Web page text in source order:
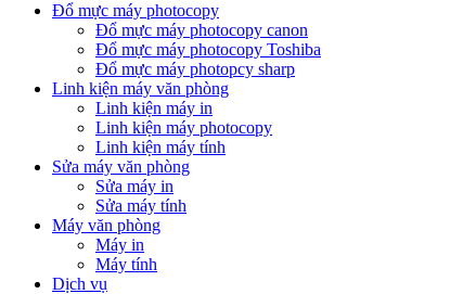
Đổ mực máy photocopy
Đổ mực máy photocopy canon
Đổ mực máy photocopy Toshiba
Đổ mực máy photopcy sharp
Linh kiện máy văn phòng
Linh kiện máy in
Linh kiện máy photocopy
Linh kiện máy tính
Sửa máy văn phòng
Sửa máy in
Sửa máy tính
Máy văn phòng
Máy in
Máy tính
Dịch vụ